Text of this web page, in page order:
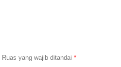
Ruas yang wajib ditandai *